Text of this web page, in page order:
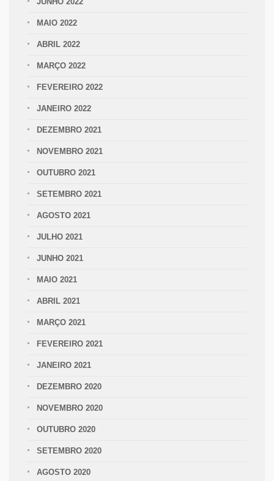
MAIO 2022
ABRIL 2022
MARÇO 2022
FEVEREIRO 2022
JANEIRO 2022
DEZEMBRO 2021
NOVEMBRO 2021
OUTUBRO 2021
SETEMBRO 2021
AGOSTO 2021
JULHO 2021
JUNHO 2021
MAIO 2021
ABRIL 2021
MARÇO 2021
FEVEREIRO 2021
JANEIRO 2021
DEZEMBRO 2020
NOVEMBRO 2020
OUTUBRO 2020
SETEMBRO 2020
AGOSTO 2020